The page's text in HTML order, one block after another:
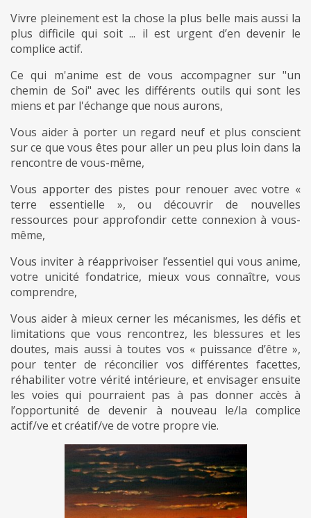
Vivre pleinement est la chose la plus belle mais aussi la
plus difficile qui soit ... il est urgent d’en devenir le
complice actif.
Ce qui m'anime est de vous accompagner sur "un
chemin de Soi" avec les différents outils qui sont les
miens et par l'échange que nous aurons,
Vous aider à porter un regard neuf et plus conscient
sur ce que vous êtes pour aller un peu plus loin dans la
rencontre de vous-même,
Vous apporter des pistes pour renouer avec votre «
terre essentielle », ou découvrir de nouvelles
ressources pour approfondir cette connexion à vous-
même,
Vous inviter à réapprivoiser l’essentiel qui vous anime,
votre unicité fondatrice, mieux vous connaître, vous
comprendre,
Vous aider à mieux cerner les mécanismes, les défis et
limitations que vous rencontrez, les blessures et les
doutes, mais aussi à toutes vos « puissance d’être »,
pour tenter de réconcilier vos différentes facettes,
réhabiliter votre vérité intérieure, et envisager ensuite
les voies qui pourraient pas à pas donner accès à
l’opportunité de devenir à nouveau le/la complice
actif/ve et créatif/ve de votre propre vie.